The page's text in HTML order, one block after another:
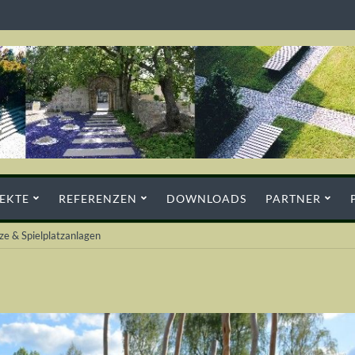
REFERENZEN DOWNLOADS PARTNER
& Spielplatzanlagen